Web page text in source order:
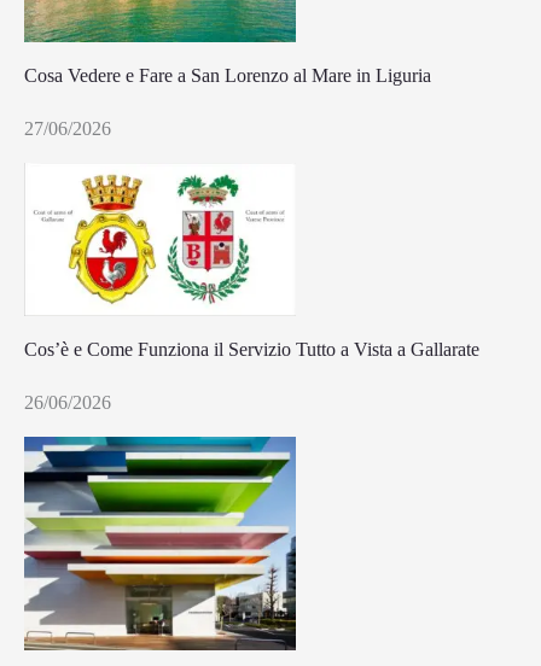
Cosa Vedere e Fare a San Lorenzo al Mare in Liguria
27/06/2026
Cos’è e Come Funziona il Servizio Tutto a Vista a Gallarate
26/06/2026